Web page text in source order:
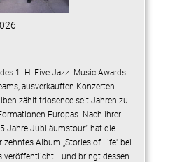
1. HI Five Jazz- Music Awards
ausverkauften Konzerten
zählt triosence seit Jahren zu
Europas. Nach ihrer
Jahre Jubiläumstour“ hat die
Album „Stories of Life" bei
veröffentlicht– und bringt dessen